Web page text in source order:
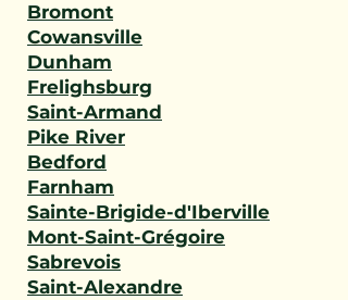
Bromont
Cowansville
Dunham
Frelighsburg
Saint-Armand
Pike River
Bedford
Farnham
Sainte-Brigide-d'Iberville
Mont-Saint-Grégoire
Sabrevois
Saint-Alexandre